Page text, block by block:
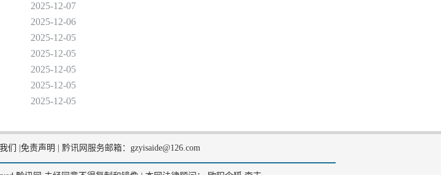
2025-12-07
2025-12-06
2025-12-05
2025-12-05
2025-12-05
2025-12-05
2025-12-05
们 免责声明 黔讯网服务邮箱：gzyisaide@126.com